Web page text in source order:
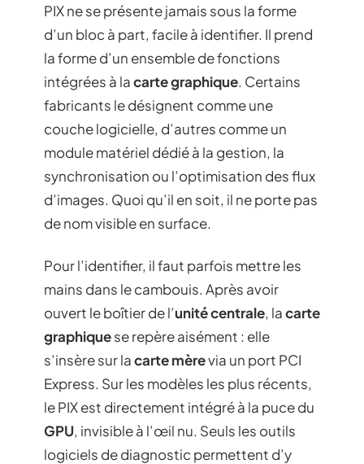
PIX ne se présente jamais sous la forme
d’un bloc à part, facile à identifier. Il prend
la forme d’un ensemble de fonctions
intégrées à lacarte graphique. Certains
fabricants le désignent comme une
couche logicielle, d’autres comme un
module matériel dédié à la gestion, la
synchronisation ou l’optimisation des flux
d’images. Quoi qu’il en soit, il ne porte pas
de nom visible en surface.
Pour l’identifier, il faut parfois mettre les
mains dans le cambouis. Après avoir
ouvert le boîtier de l’unité centrale, lacarte
graphiquese repère aisément : elle
s’insère sur lacarte mèrevia un port PCI
Express. Sur les modèles les plus récents,
le PIX est directement intégré à la puce du
GPU, invisible à l’œil nu. Seuls les outils
logiciels de diagnostic permettent d’y